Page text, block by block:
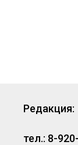
Редакция:
тел.: 8-